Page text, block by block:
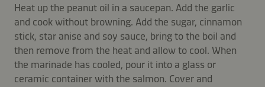
Heat up the peanut oil in a saucepan. Add the garlic
and cook without browning. Add the sugar, cinnamon
stick, star anise and soy sauce, bring to the boil and
then remove from the heat and allow to cool. When
the marinade has cooled, pour it into a glass or
ceramic container with the salmon. Cover and